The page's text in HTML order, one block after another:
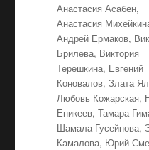
Метки
Анастасия Асабен,
Анастасия
Андрей Ермаков,
Брилева, Виктория
Терешкина, Евгений
Коновалов,Злата
Любовь Кожарская,
Еникеев,Тамара
Шамала Гусейнова,
Камалова, Юрий